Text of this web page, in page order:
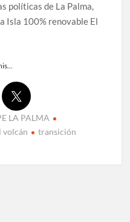
Nueva Canarias y
y cumple objetivos”
de mujeres víctimas
de familias en Santa
local en su sexta
del Cabildo de falta de
las pérdidas de
políticas de La Palma,
Isla 100% renovable El
LA PALMA
volcán
transición